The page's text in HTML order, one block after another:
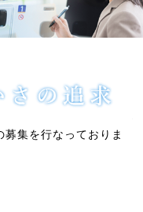
集を行なっておりま